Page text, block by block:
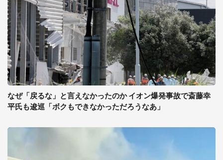
なぜ「戻るな」と言えなかったのか イオン爆発事故で斎藤幸
平氏も逡巡「ボクもできなかっただろうなあ」